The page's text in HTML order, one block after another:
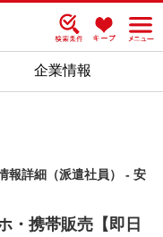
企業情報
報詳細（派遣社員） - 安
携帯販売【即日